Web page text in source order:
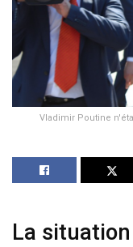
Vladimir Poutine
La